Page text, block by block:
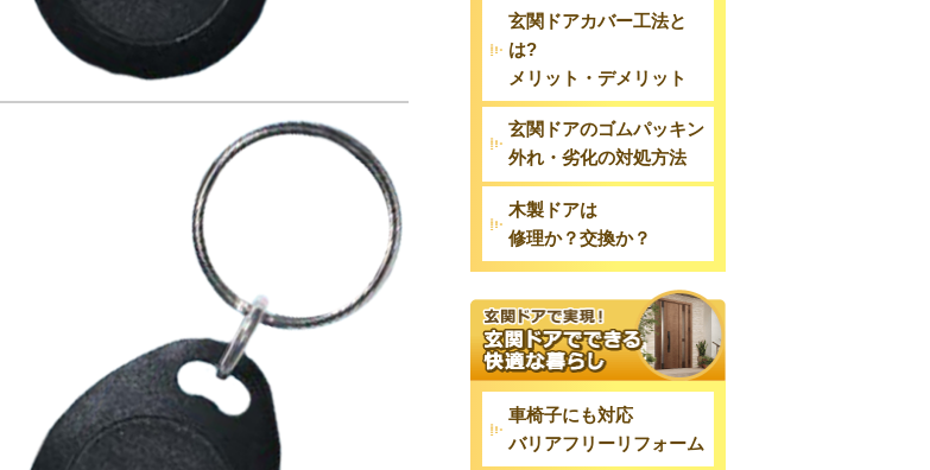
玄関ドアカバー工法と
は?
メリット・デメリット
玄関ドアのゴムパッキン
外れ・劣化の対処方法
木製ドアは
修理か？交換か？
車椅子にも対応
バリアフリーリフォーム